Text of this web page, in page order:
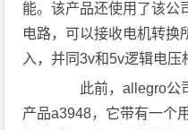
能。该产品还使用了该公
电路，可以接收电机转换
入，并同3v和5v逻辑电压
此前，allegro公司
产品a3948，它带有一个